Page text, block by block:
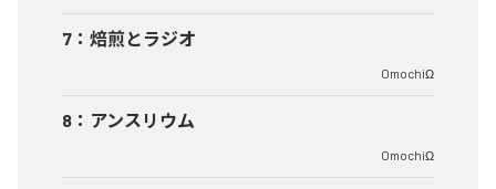
7 ： 焙煎とラジオ
OmochiΩ
8 ： アンスリウム
OmochiΩ